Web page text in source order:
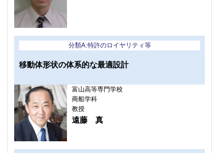
分類A:特許のロイヤリティ等
移動体形状の体系的な最適設計
富山高等専門学校
商船学科
教授
遠藤 真